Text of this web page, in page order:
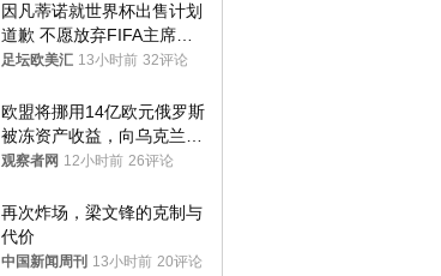
因凡蒂诺就世界杯出售计划
道歉 不愿放弃FIFA主席职
位
足坛欧美汇 13小时前 32评论
欧盟将挪用14亿欧元俄罗斯
被冻资产收益，向乌克兰提
供援助
观察者网 12小时前 26评论
再次炸场，梁文锋的克制与
代价
中国新闻周刊 13小时前 20评论